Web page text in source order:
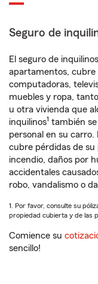
Seguro de
El seguro de
apartamentos, cubre
computadoras,
muebles y ropa,
u otra vivienda que
inquilinos1 también
personal en su
cubre pérdidas de su
incendio, daños por
accidentales
robo, vandalismo o
1. Por favor, consulte su
propiedad cubierta y de las
Comience su
sencillo!